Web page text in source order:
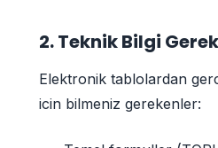
2. Teknik Bilgi
Elektronik tablolardan
icin bilmeniz gerekenler: